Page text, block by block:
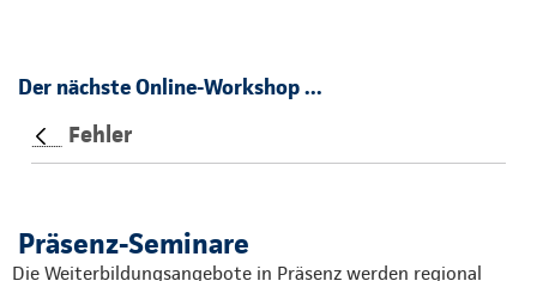
Der nächste Online-Workshop ...
Fehler
Präsenz-Seminare
Die Weiterbildungsangebote in Präsenz werden regional